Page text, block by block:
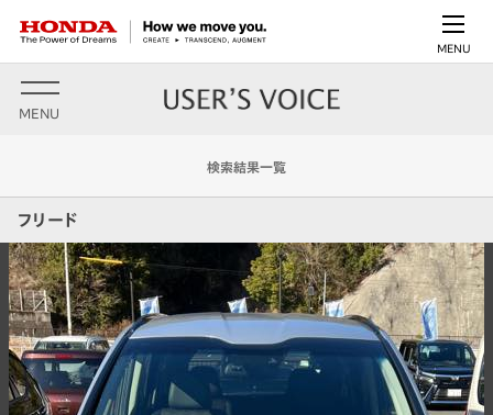
MENU
MENU
検索結果一覧
フリード